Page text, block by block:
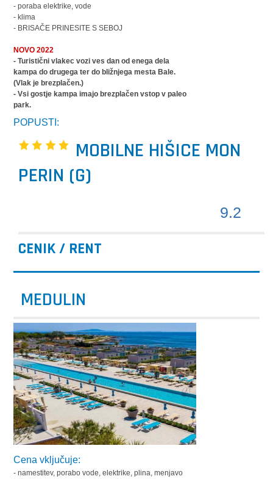
- poraba elektrike, vode
- klima
- BRISAČE PRINESITE S SEBOJ
NOVO 2022
- Turistični vlakec vozi ves dan od enega dela
kampa do drugega ter do bližnjega mesta Bale.
(Vlak je brezplačen.)
- Vsi gostje kampa imajo brezplačen vstop v paleo
park.
POPUSTI:
MOBILNE HIŠICE MON
PERIN (G)
9.2
CENIK / RENT
MEDULIN
Cena vključuje:
- namestitev, porabo vode, elektrike, plina, menjavo